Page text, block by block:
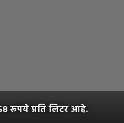
रूपये प्रति लिटर आहे.